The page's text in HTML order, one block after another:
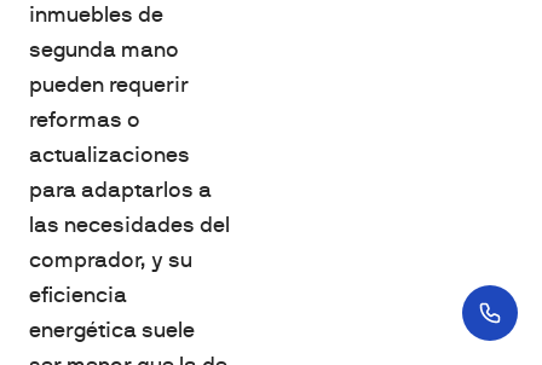
inmuebles de
segunda mano
pueden requerir
reformas o
actualizaciones
para adaptarlos a
las necesidades del
comprador, y su
eficiencia
energética suele